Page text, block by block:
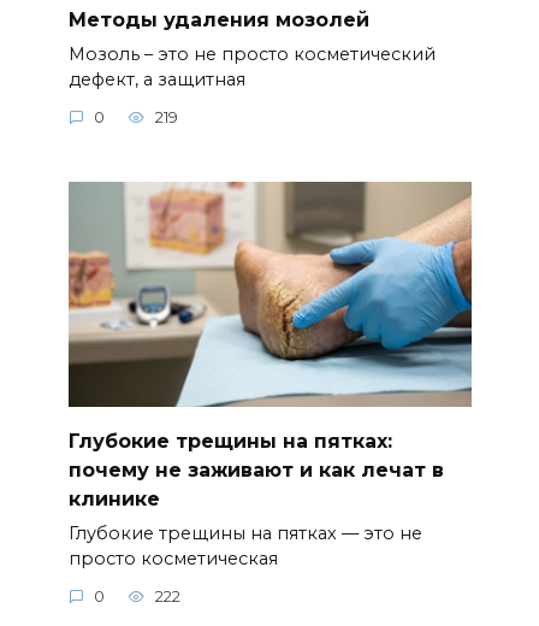
Методы удаления мозолей
Мозоль – это не просто косметический
дефект, а защитная
0 219
Глубокие трещины на пятках:
почему не заживают и как лечат в
клинике
Глубокие трещины на пятках — это не
просто косметическая
0 222